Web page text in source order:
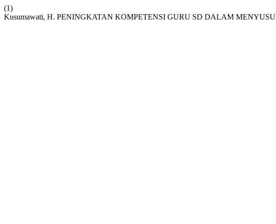
(1)
Kusumawati, H. PENINGKATAN KOMPETENSI GURU SD DALAM